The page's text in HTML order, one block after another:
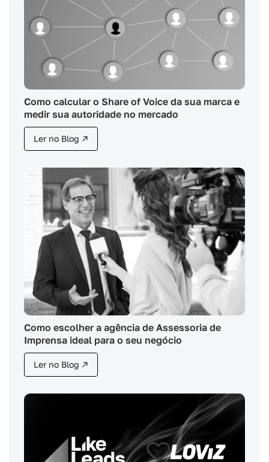
Como calcular o Share of Voice da sua marca e
medir sua autoridade no mercado
Ler no Blog ↗
Como escolher a agência de Assessoria de
Imprensa ideal para o seu negócio
Ler no Blog ↗